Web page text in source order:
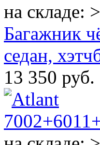
на складе:
Багажник
седан,
13 350 руб.